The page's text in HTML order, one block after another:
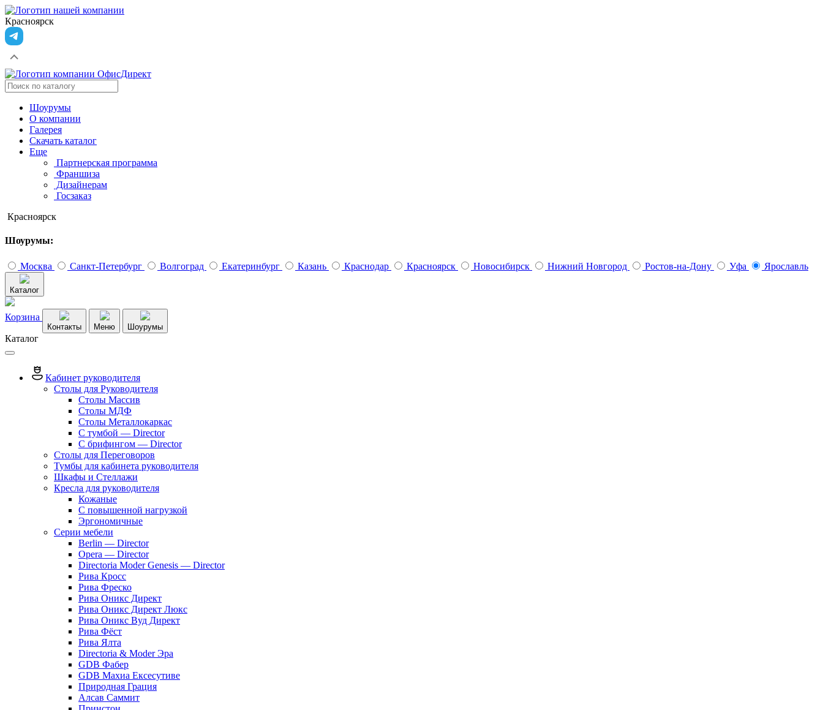
Красноярск
Шоурумы
О компании
Галерея
Скачать каталог
Еще
Партнерская программа
Франшиза
Дизайнерам
Госзаказ
Красноярск
Шоурумы:
Москва Санкт-Петербург Волгоград Екатеринбург Казань Краснодар Красноярск Новосибирск Нижний Новгород Ростов-на-Дону Уфа Ярославль
Каталог
Корзина
Контакты Меню Шоурумы
Каталог
Кабинет руководителя
Столы для Руководителя
Столы Массив
Столы МДФ
Столы Металлокаркас
С тумбой — Director
C брифингом — Director
Столы для Переговоров
Тумбы для кабинета руководителя
Шкафы и Стеллажи
Кресла для руководителя
Кожаные
С повышенной нагрузкой
Эргономичные
Серии мебели
Berlin — Director
Opera — Director
Directoria Moder Genesis — Director
Рива Кросс
Рива Фреско
Рива Оникс Директ
Рива Оникс Директ Люкс
Рива Оникс Вуд Директ
Рива Фёст
Рива Ялта
Directoria & Moder Эра
GDB Фабер
GDB Махиа Ексесутиве
Природная Грация
Алсав Саммит